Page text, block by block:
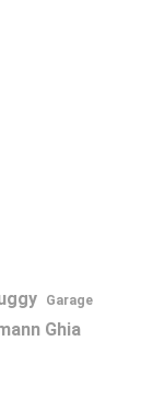
Garage
Ghia